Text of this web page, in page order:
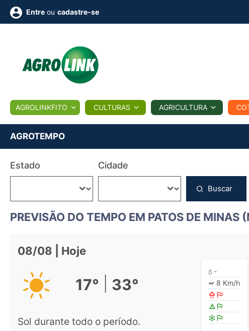
BIOLÓGICOS COTAÇÕES NOTÍCIAS AGROTEMPO
Conversor Colunistas Eventos
Vídeos
Entre ou cadastre-se
AGROLINKFITO CULTURAS AGRICULTURA
AGROTEMPO
Estado Cidade
Buscar
PREVISÃO DO TEMPO EM PATOS DE MINAS
08/08 | Hoje
17° 33°
Sol durante todo o período.
-
8 Km/h